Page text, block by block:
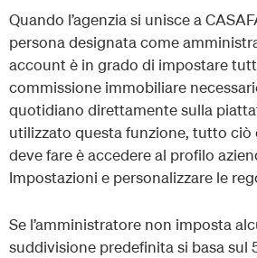
Quando l’agenzia si unisce a
persona designata come
account è in grado di impostare
commissione immobiliare
quotidiano direttamente sulla
utilizzato questa funzione, tutto ciò
deve fare è accedere al profilo
Impostazioni e personalizzare le
Se l’amministratore non imposta
suddivisione predefinita si basa sul